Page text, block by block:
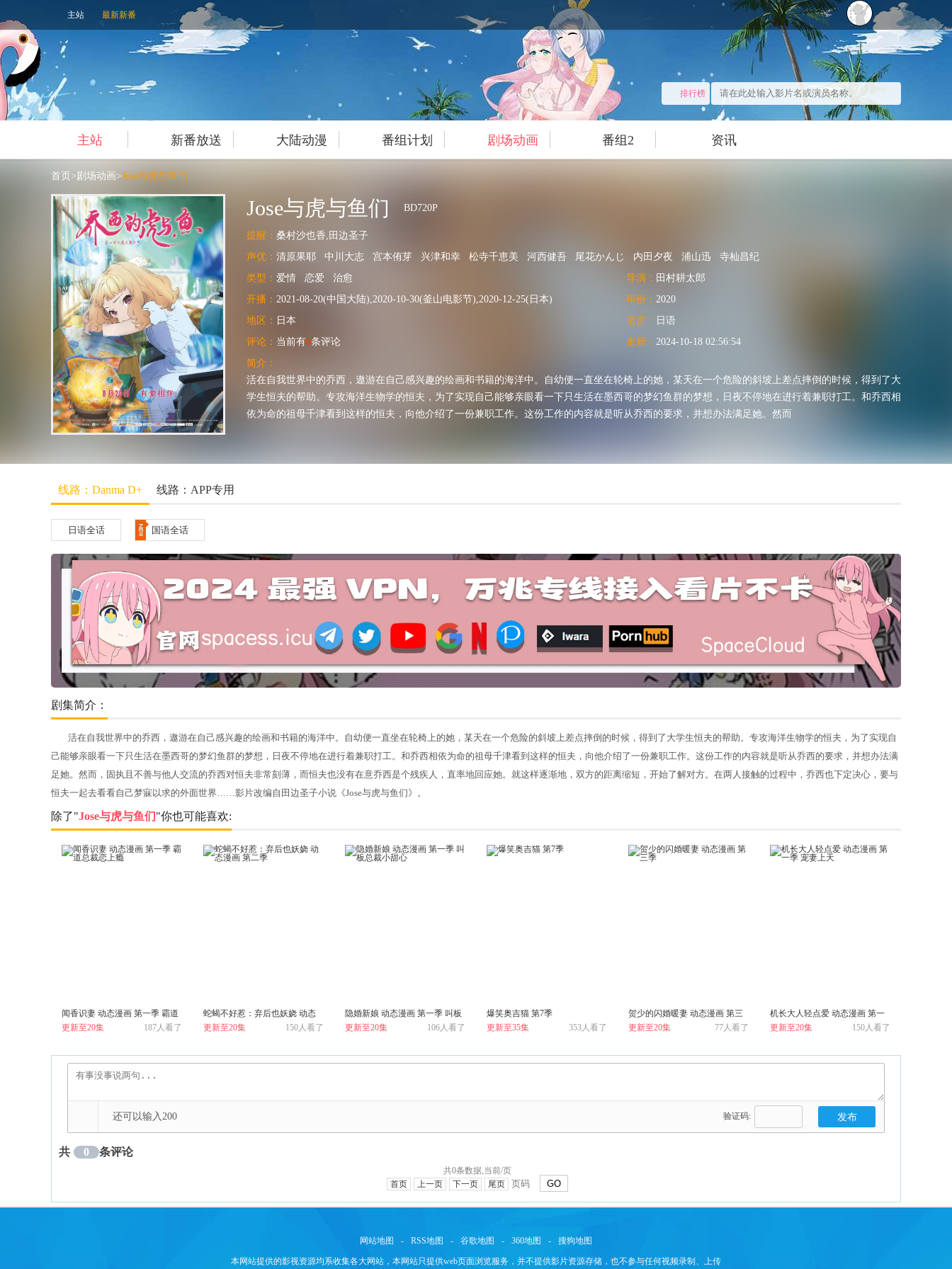
主站 最新新番
排行榜
主站 新番放送 大陆动漫 番组计划 剧场动画 番组2 资讯
首页 >剧场动画>Jose与虎与鱼们
Jose与虎与鱼们 BD720P
提醒： 桑村沙也香,田边圣子
声优： 清原果耶 中川大志 宫本侑芽 兴津和幸 松寺千恵美 河西健吾 尾花かんじ 内田夕夜 浦山迅
寺杣昌纪
类型： 爱情 恋爱 治愈 导演： 田村耕太郎
开播： 2021-08-20(中国大陆),2020-10-30(釜山电影节),2020-12-25(日本) 年份： 2020
地区： 日本 语言： 日语
评论： 当前有0条评论 更新： 2024-10-18 02:56:54
简介：
活在自我世界中的乔西，遨游在自己感兴趣的绘画和书籍的海洋中。自幼便一直坐在轮椅上的她，某天在一个危险的斜坡上差点摔倒的时候，得到了大
学生恒夫的帮助。专攻海洋生物学的恒夫，为了实现自己能够亲眼看一下只生活在墨西哥的梦幻鱼群的梦想，日夜不停地在进行着兼职打工。和乔西相
依为命的祖母千津看到这样的恒夫，向他介绍了一份兼职工作。这份工作的内容就是听从乔西的要求，并想办法满足她。然而
线路：Danma D+ 线路：APP专用
日语全话 国语全话
剧集简介：
活在自我世界中的乔西，遨游在自己感兴趣的绘画和书籍的海洋中。自幼便一直坐在轮椅上的她，某天在一个危险的斜坡上差点摔倒的时候，得到了大学生恒夫的帮助。专攻海洋生物学的恒夫，为了实现自
己能够亲眼看一下只生活在墨西哥的梦幻鱼群的梦想，日夜不停地在进行着兼职打工。和乔西相依为命的祖母千津看到这样的恒夫，向他介绍了一份兼职工作。这份工作的内容就是听从乔西的要求，并想办法满
足她。然而，固执且不善与他人交流的乔西对恒夫非常刻薄，而恒夫也没有在意乔西是个残疾人，直率地回应她。就这样逐渐地，双方的距离缩短，开始了解对方。在两人接触的过程中，乔西也下定决心，要与
恒夫一起去看看自己梦寐以求的外面世界……影片改编自田边圣子小说《Jose与虎与鱼们》。
除了"Jose与虎与鱼们"你也可能喜欢:
闻香识妻 动态漫画 第一季 霸道
总裁恋上瘾
更新至20集 187人看了
蛇蝎不好惹：弃后也妖娆 动态
漫画 第二季
更新至20集 150人看了
隐婚新娘 动态漫画 第一季 叫板
总裁小甜心
更新至20集 106人看了
爆笑奥吉猫 第7季
更新至35集
353人看了
贺少的闪婚暖妻 动态漫画 第三
季
更新至20集 77人看了
机长大人轻点爱 动态漫画 第一
季 宠妻上天
更新至20集 150人看了
还可以输入200 验证码:
共 0 条评论
共0条数据,当前/页
首页
上一页 下一页 尾页 GO
网站地图 - RSS地图 - 谷歌地图 - 360地图 - 搜狗地图
本网站提供的影视资源均系收集各大网站，本网站只提供web页面浏览服务，并不提供影片资源存储，也不参与任何视频录制、上传